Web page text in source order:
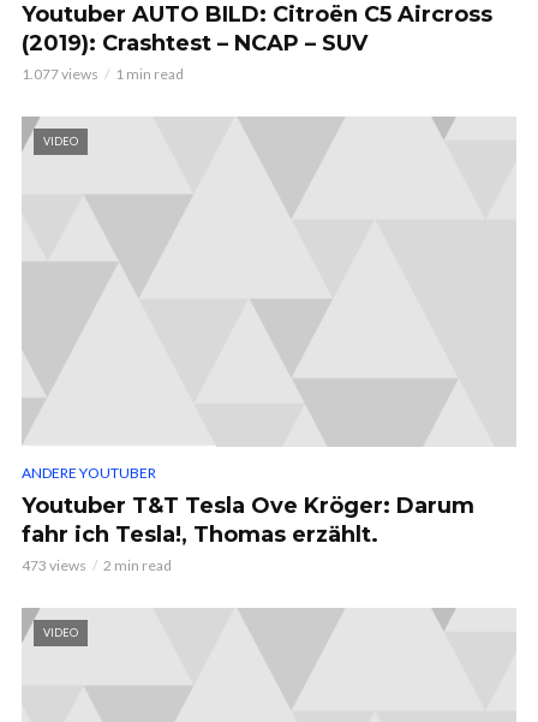
Youtuber AUTO BILD: Citroën C5 Aircross
(2019): Crashtest – NCAP – SUV
1.077 views 1 min read
VIDEO
ANDERE YOUTUBER
Youtuber T&T Tesla Ove Kröger: Darum
fahr ich Tesla!, Thomas erzählt.
473 views 2 min read
VIDEO